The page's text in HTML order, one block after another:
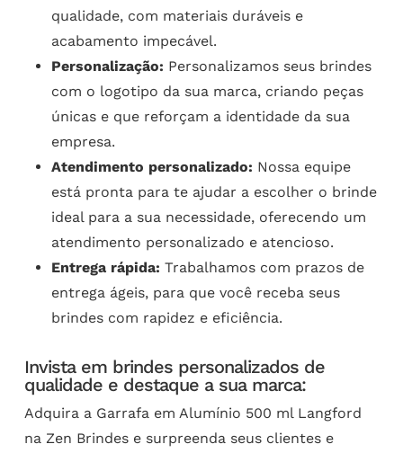
qualidade, com materiais duráveis e
acabamento impecável.
Personalização: Personalizamos seus brindes
com o logotipo da sua marca, criando peças
únicas e que reforçam a identidade da sua
empresa.
Atendimento personalizado: Nossa equipe
está pronta para te ajudar a escolher o brinde
ideal para a sua necessidade, oferecendo um
atendimento personalizado e atencioso.
Entrega rápida: Trabalhamos com prazos de
entrega ágeis, para que você receba seus
brindes com rapidez e eficiência.
Invista em brindes personalizados de
qualidade e destaque a sua marca:
Adquira a Garrafa em Alumínio 500 ml Langford
na Zen Brindes e surpreenda seus clientes e